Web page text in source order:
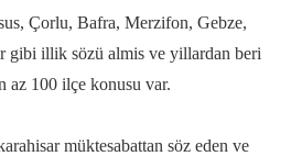
Çorlu, Bafra, Merzifon, Gebze,
gibi illik sözü almis ve yillardan beri
az 100 ilçe konusu var.
müktesabattan söz eden ve